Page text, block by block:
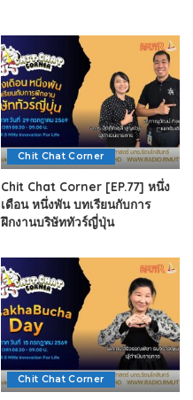
Chit Chat Corner
Chit Chat Corner [EP.77] หนึ่ง
เดือน หนึ่งพัน บทเรียนกับการ
ฝึกงานบริษัททัวร์ญี่ปุ่น
Chit Chat Corner